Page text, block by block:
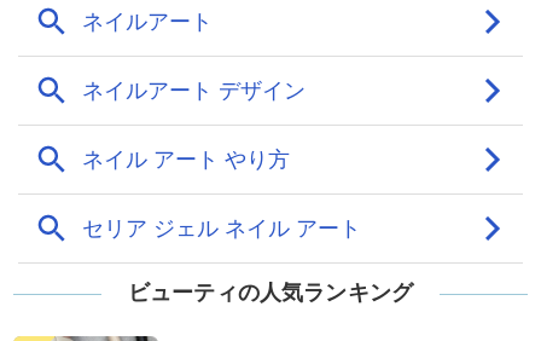
ビューティの人気ランキング